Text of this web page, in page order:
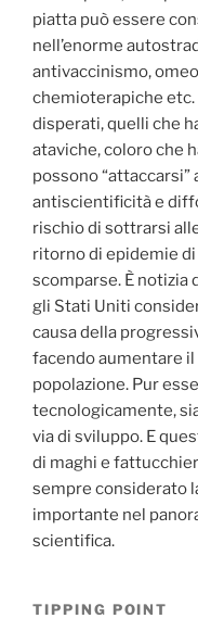
piatta può essere
nell’enorme
antivaccinismo,
chemioterapiche etc.
disperati, quelli che
ataviche, coloro che
possono
antiscientificità e
rischio di sottrarsi
ritorno di epidemie
scomparse. È notizia
gli Stati Uniti
causa della
facendo aumentare
popolazione. Pur
tecnologicamente,
via di sviluppo. E
di maghi e
sempre considerato
importante nel
scientifica.
TIPPING POINT